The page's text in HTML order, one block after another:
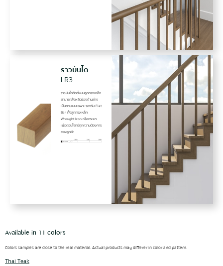
ราวบันได
I R3
ราวบันไดติิดตั้งบนลูกกรงเหล็ก
สามารถสั่งผลิตร่องด้านล่าง
เป็นตามแบบเฉพาะ รองรับ Flat
Bar ทั้งลูกกรงเหล็ก
Wrought Iron หรือกระจก
เพื่อตอบโจทย์ทุกความต้องการ
ของลูกค้า
Available in 11 colors
Colors samples are close to the real material. Actual products may differer in color and pattern.
Thai Teak